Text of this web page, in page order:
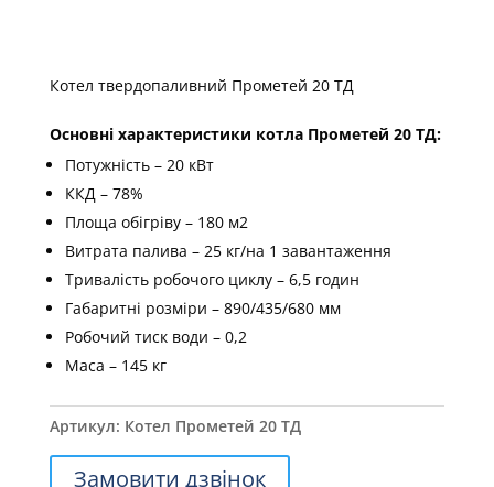
Котел твердопаливний Прометей 20 ТД
Основні характеристики котла Прометей 20 ТД:
Потужність – 20 кВт
ККД – 78%
Площа обігріву – 180 м2
Витрата палива – 25 кг/на 1 завантаження
Тривалість робочого циклу – 6,5 годин
Габаритні розміри – 890/435/680 мм
Робочий тиск води – 0,2
Маса – 145 кг
Артикул: Котел Прометей 20 ТД
Замовити дзвінок